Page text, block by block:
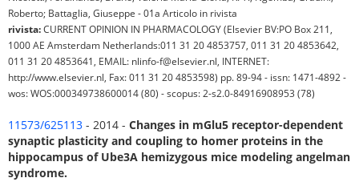
Roberto; Battaglia, Giuseppe - 01a Articolo in rivista
rivista:CURRENT OPINION IN PHARMACOLOGY (Elsevier BV:PO Box 211,
1000 AE Amsterdam Netherlands:011 31 20 4853757, 011 31 20 4853642,
011 31 20 4853641, EMAIL: nlinfo-f@elsevier.nl, INTERNET:
http://www.elsevier.nl, Fax: 011 31 20 4853598) pp. 89-94 - issn: 1471-4892 -
wos: WOS:000349738600014 (80) - scopus: 2-s2.0-84916908953 (78)
11573/625113 - 2014 - Changes in mGlu5 receptor-dependent
synaptic plasticity and coupling to homer proteins in the
hippocampus of Ube3A hemizygous mice modeling angelman
syndrome.